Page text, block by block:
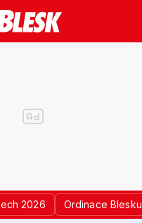
2026 Ordinace Blesku